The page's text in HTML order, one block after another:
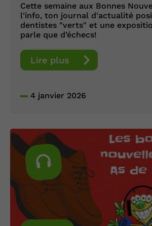
Cette semaine aux Bonnes
l'info, ton journal d'actualité
dentistes "verts" et une
parle que d’échecs!
Lire plus
4 janvier 2026